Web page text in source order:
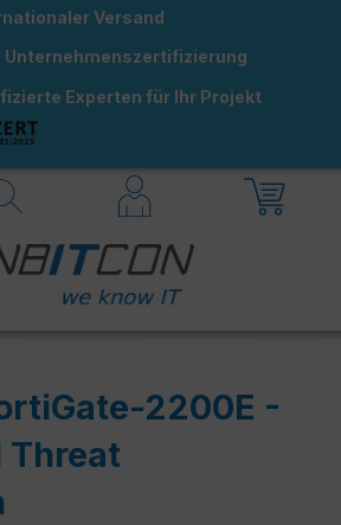
Versand
Unternehmenszertifizierung
Experten für Ihr Projekt
2200E -
Threat